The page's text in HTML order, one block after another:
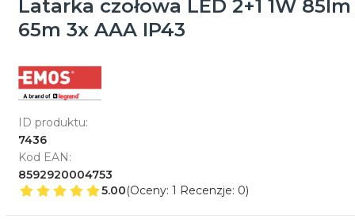
Latarka czołowa LED 2+1 1W 85lm
65m 3x AAA IP43
ID produktu:
7436
Kod EAN:
8592920004753
5.00(Oceny: 1 Recenzje: 0)